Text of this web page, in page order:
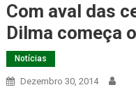
Com aval das
Dilma começa
Notícias
Dezembro 30, 2014